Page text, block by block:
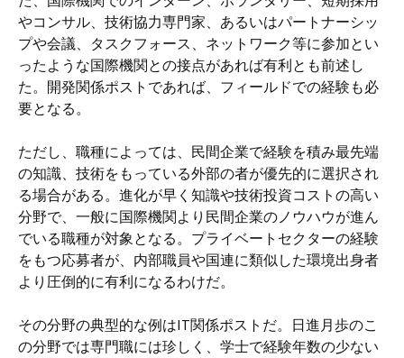
やコンサル、技術協力専門家、あるいはパートナーシッ
プや会議、タスクフォース、ネットワーク等に参加とい
ったような国際機関との接点があれば有利とも前述し
た。開発関係ポストであれば、フィールドでの経験も必
要となる。
ただし、職種によっては、民間企業で経験を積み最先端
の知識、技術をもっている外部の者が優先的に選択され
る場合がある。進化が早く知識や技術投資コストの高い
分野で、一般に国際機関より民間企業のノウハウが進ん
でいる職種が対象となる。プライベートセクターの経験
をもつ応募者が、内部職員や国連に類似した環境出身者
より圧倒的に有利になるわけだ。
その分野の典型的な例はIT関係ポストだ。日進月歩のこ
の分野では専門職には珍しく、学士で経験年数の少ない